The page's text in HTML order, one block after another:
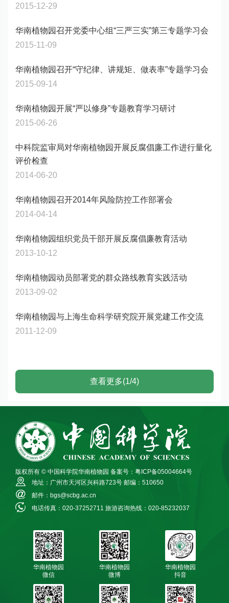
2015-12-29
华南植物园召开党委中心组“三严三实”第三专题学习会
2015-11-09
华南植物园召开“守纪律、讲规矩、做表率”专题学习会
2015-09-14
华南植物园开展“严以修身”专题教育学习研讨
2015-06-26
中科院监审局对华南植物园开展反腐倡廉工作进行量化
评价检查
2014-06-20
华南植物园召开2014年风险防控工作部署会
2014-04-14
华南植物园组织党员干部开展反腐倡廉教育活动
2013-10-12
华南植物园动员部署党的群众路线教育实践活动
2013-09-02
华南植物园与上海生命科学研究院开展党建工作交流
2011-12-09
查看更多(1/4)
版权所有 © 中国科学院华南植物园 备案号：粤ICP备05004664号
地址：广州市天河区兴科路723号 邮编：510650
邮件：bgs@scbg.ac.cn
电话传真：020-37252711 旅游咨询热线：020-85232037
华南植物园
微信
华南植物园
微博
华南植物园
抖音